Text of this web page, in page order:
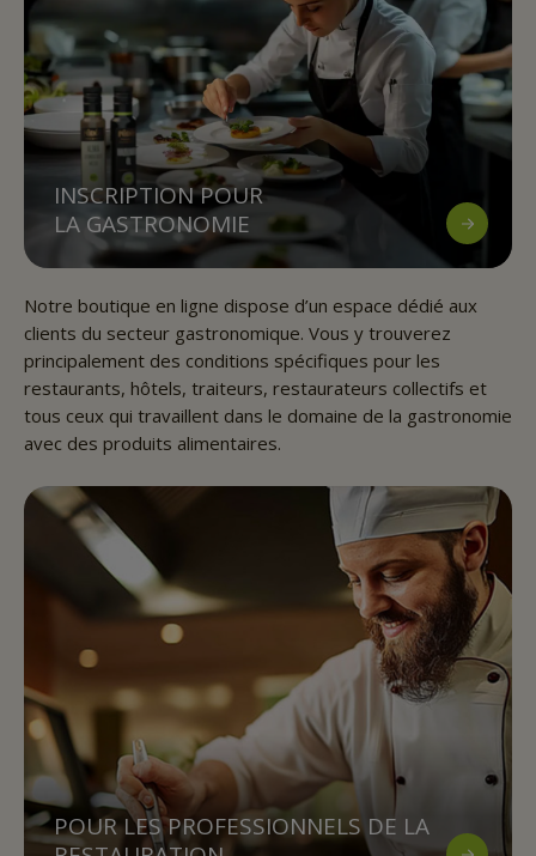
INSCRIPTION POUR
LA GASTRONOMIE
Notre boutique en ligne dispose d’un espace dédié aux
clients du secteur gastronomique. Vous y trouverez
principalement des conditions spécifiques pour les
restaurants, hôtels, traiteurs, restaurateurs collectifs et
tous ceux qui travaillent dans le domaine de la gastronomie
avec des produits alimentaires.
POUR LES PROFESSIONNELS DE LA